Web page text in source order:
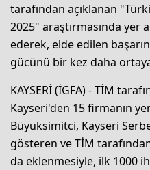
tarafından açıklanan
2025" araştırmasında yer
ederek, elde edilen
gücünü bir kez daha
KAYSERİ (İGFA) - TİM
Kayseri'den 15 firmanın
Büyüksimitci, Kayseri
gösteren ve TİM
da eklenmesiyle, ilk 1000